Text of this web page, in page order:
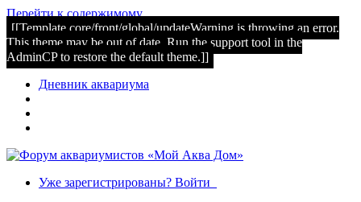
Перейти к содержимому
[[Template core/front/global/updateWarning is throwing an error.
This theme may be out of date. Run the support tool in the
AdminCP to restore the default theme.]]
Дневник аквариума
Уже зарегистрированы? Войти